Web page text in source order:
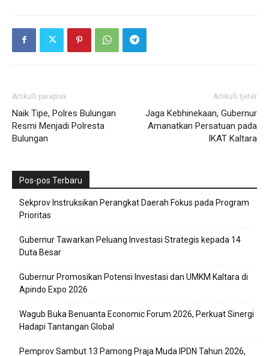
Artikulli paraprak
Naik Tipe, Polres Bulungan
Resmi Menjadi Polresta
Bulungan
Artikulli tjetër
Jaga Kebhinekaan, Gubernur
Amanatkan Persatuan pada
IKAT Kaltara
Pos-pos Terbaru
Sekprov Instruksikan Perangkat Daerah Fokus pada Program
Prioritas
Gubernur Tawarkan Peluang Investasi Strategis kepada 14
Duta Besar
Gubernur Promosikan Potensi Investasi dan UMKM Kaltara di
Apindo Expo 2026
Wagub Buka Benuanta Economic Forum 2026, Perkuat Sinergi
Hadapi Tantangan Global
Pemprov Sambut 13 Pamong Praja Muda IPDN Tahun 2026,